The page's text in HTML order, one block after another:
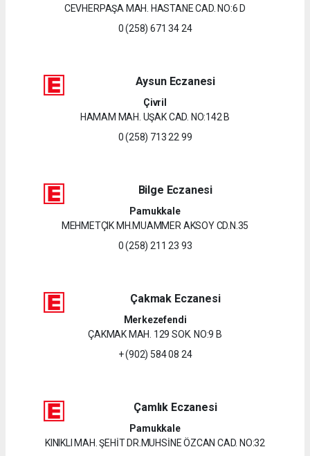
CEVHERPAŞA MAH. HASTANE CAD. NO:6 D
0 (258) 671 34 24
Aysun Eczanesi
Çivril
HAMAM MAH. UŞAK CAD. NO:142 B
0 (258) 713 22 99
Bilge Eczanesi
Pamukkale
MEHMETÇIK MH.MUAMMER AKSOY CD.N.35
0 (258) 211 23 93
Çakmak Eczanesi
Merkezefendi
ÇAKMAK MAH. 129 SOK. NO:9 B
+ (902) 584 08 24
Çamlık Eczanesi
Pamukkale
KINIKLI MAH. ŞEHİT DR.MUHSİNE ÖZCAN CAD. NO:32